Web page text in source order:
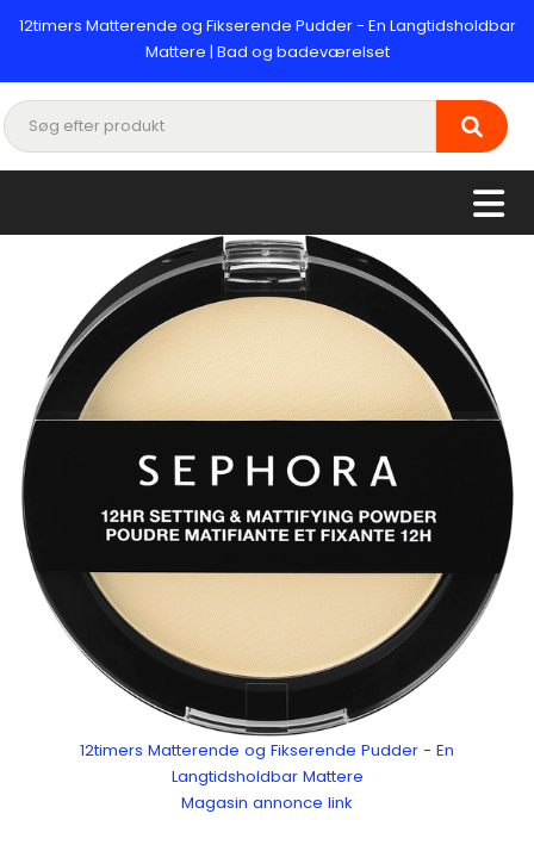
12timers Matterende og Fikserende Pudder - En Langtidsholdbar
Mattere | Bad og badeværelset
12timers Matterende og Fikserende Pudder - En
Langtidsholdbar Mattere
Magasin annonce link